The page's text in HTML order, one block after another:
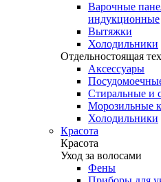
Варочные
индукционные
Вытяжки
Холодильники
Отдельностоящая
Аксессуары
Стиральные и
Морозильные
Холодильники
Красота
Красота
Уход за волосами
Фены